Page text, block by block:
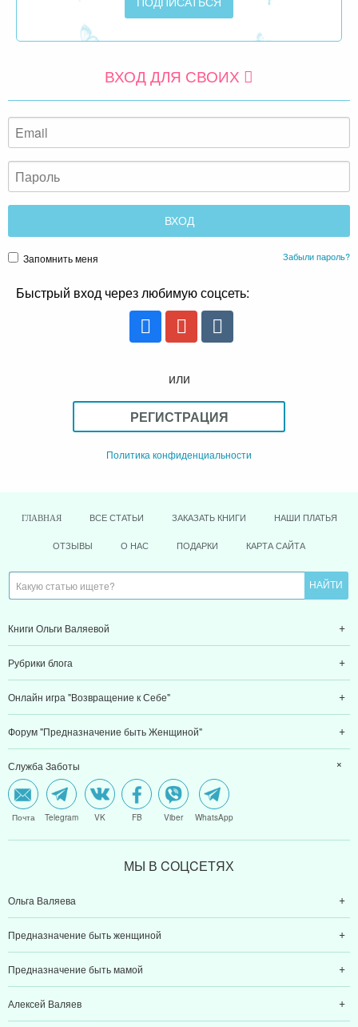
ВХОД ДЛЯ СВОИХ
Запомнить меня Забыли пароль?
Быстрый вход через любимую соцсеть:
или
РЕГИСТРАЦИЯ
Политика конфиденциальности
ГЛАВНАЯ ВСЕ СТАТЬИ ЗАКАЗАТЬ КНИГИ НАШИ ПЛАТЬЯ
ОТЗЫВЫ О НАС ПОДАРКИ КАРТА САЙТА
Книги Ольги Валяевой
Рубрики блога
Онлайн игра "Возвращение к Себе"
Форум "Предназначение быть Женщиной"
Служба Заботы
Почта Telegram VK FB Viber WhatsApp
МЫ В CОЦCЕТЯХ
Ольга Валяева
Предназначение быть женщиной
Предназначение быть мамой
Алексей Валяев